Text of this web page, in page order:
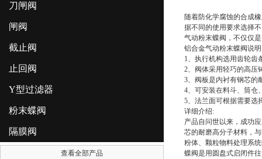
刀闸阀
闸阀
截止阀
止回阀
Y型过滤器
粉末蝶阀
隔膜阀
查看全部产品
随着防化学腐蚀的合成
据不同的使用要求选择
气动粉末蝶阀 ，不仅仅
铝合金气动粉末蝶阀说
1、执行机构选用齿轮齿
2、阀体采用轻巧的高压
3、阀板是内衬有钢芯的
4、可安装在料斗、筒仓
5、法兰面可根据需要选
详细介绍:
产品自问世以来，成功
芯的耐磨高分子材料，
粉体、颗粒物料处理系
蝶阀是用圆盘式启闭件